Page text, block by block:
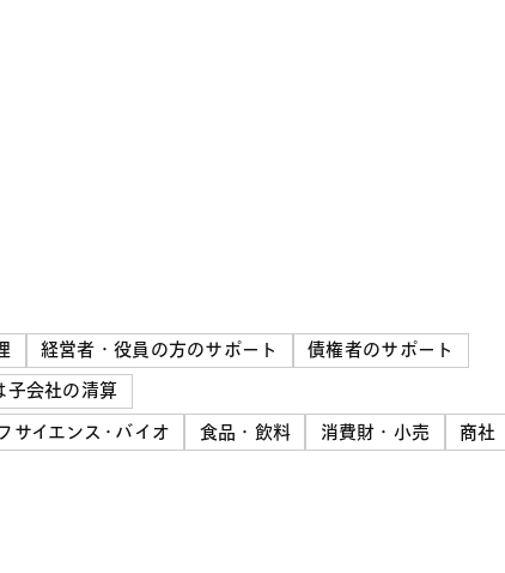
経営者・役員の方のサポート
債権者のサポート
子会社の清算
サイエンス・バイオ 食品・飲料 消費財・小売 商社